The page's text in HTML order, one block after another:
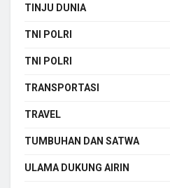
TINJU DUNIA
TNI POLRI
TNI POLRI
TRANSPORTASI
TRAVEL
TUMBUHAN DAN SATWA
ULAMA DUKUNG AIRIN